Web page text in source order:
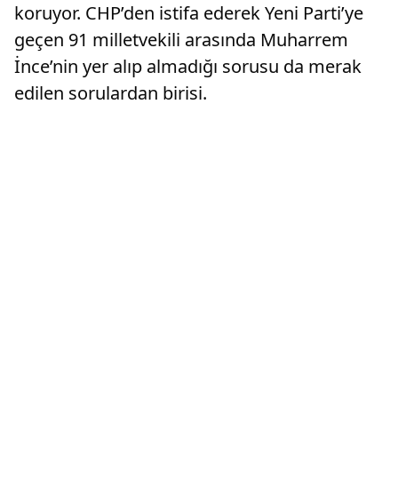
koruyor. CHP’den istifa ederek Yeni Parti’ye
geçen 91 milletvekili arasında Muharrem
İnce’nin yer alıp almadığı sorusu da merak
edilen sorulardan birisi.